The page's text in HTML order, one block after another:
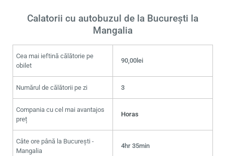
Calatorii cu autobuzul de la București la
Mangalia
Cea mai ieftină călătorie pe
obilet
90,00lei
Numărul de călătorii pe zi 3
Compania cu cel mai avantajos
preț
Horas
Câte ore până la București -
Mangalia
4hr 35min